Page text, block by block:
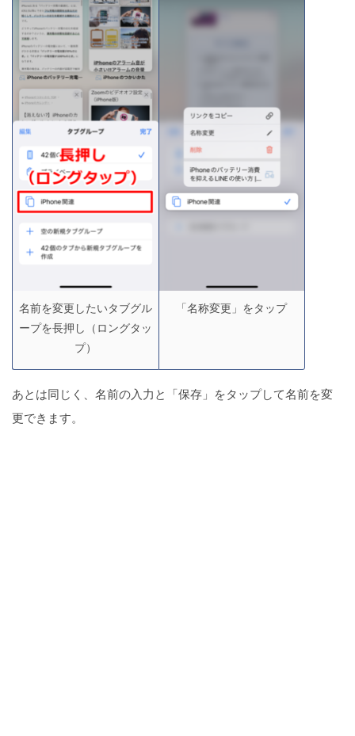
名前を変更したいタブグル
ープを長押し（ロングタッ
プ）
「名称変更」をタップ
あとは同じく、名前の入力と「保存」をタップして名前を変
更できます。